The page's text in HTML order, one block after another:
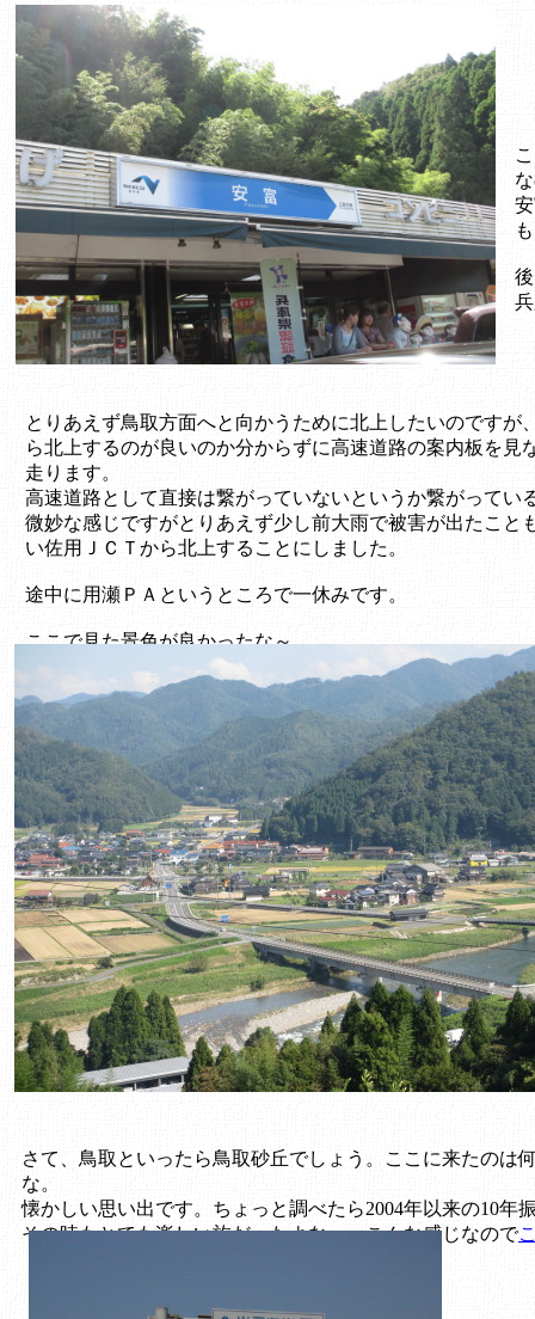
さて、鳥取といったら鳥取砂丘でしょう。ここに来たのは
な。
懐かしい思い出です。ちょっと調べたら2004年以来の10年
その時もとても楽しい旅だったよな～ こんな感じなので
とりあえず鳥取方面へと向かうために北上したいのですが
ら北上するのが良いのか分からずに高速道路の案内板を見
走ります。
高速道路として直接は繋がっていないというか繋がってい
微妙な感じですがとりあえず少し前大雨で被害が出たこと
い佐用ＪＣＴから北上することにしました。
途中に用瀬ＰＡというところで一休みです。
ここで見た景色が良かったな～